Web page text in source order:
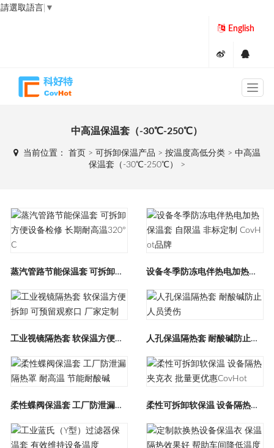
請選取語言 ▼
English
中高温保温套（-30℃-250℃）
当前位置： 首页 > 可拆卸保温产品 > 按温度高低分类> 中高温
保温套（-30℃-250℃）
>
蒸汽管路节能保温套 可拆卸方便设备检修 长期耐高温320°C 设备冬季防冻电伴热电加热保温套 自限温 非标定制 CovHot品牌
工业视镜隔热套 软保温方便拆卸 可预留观察口 厂家定制 人孔保温隔热套 耐酸碱防止人员烫伤
柔性蝶阀保温套 工厂防泄漏隔热罩 耐高温 节能耐酸碱 柔性可拆卸软保温 设备隔热夹克衣 批量更优惠CovHot